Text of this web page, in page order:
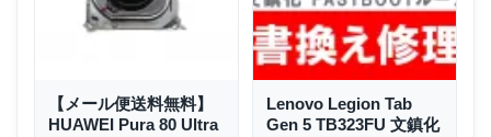
【メール便送料無料】
HUAWEI Pura 80 Ultra
Lenovo Legion Tab
Gen 5 TB323FU 文鎮化